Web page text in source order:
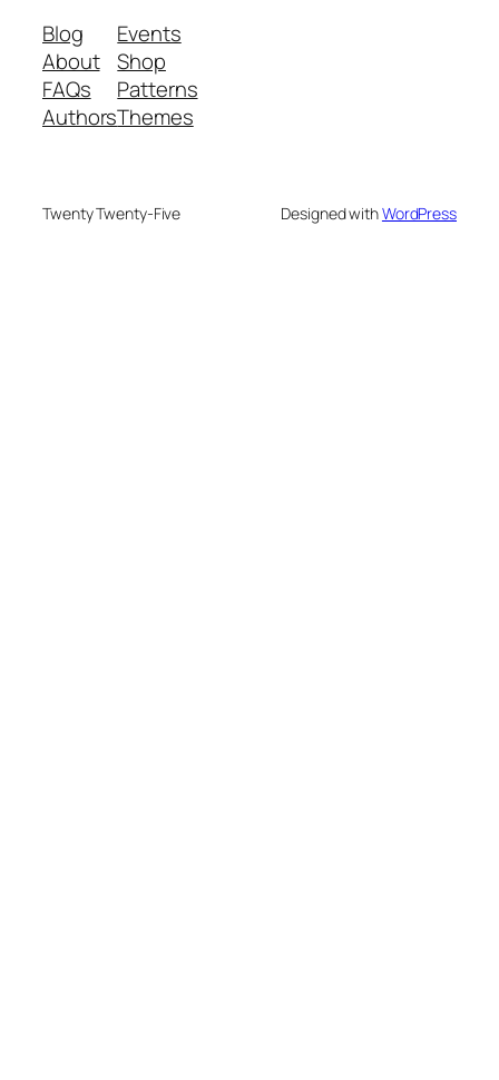
Blog
About
FAQs
Authors
Events
Shop
Patterns
Themes
Twenty Twenty-Five Designed withWordPress